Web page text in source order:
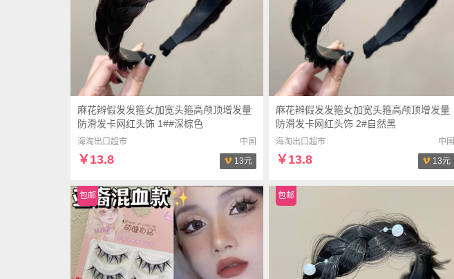
麻花辫假发发箍女加宽头箍高颅顶增发量
防滑发卡网红头饰 1##深棕色
海淘出口超市 中国
￥13.8 13元
麻花辫假发发箍女加宽头箍高颅顶增发量
防滑发卡网红头饰 2#自然黑
海淘出口超市 中国
￥13.8 13元
包邮 包邮